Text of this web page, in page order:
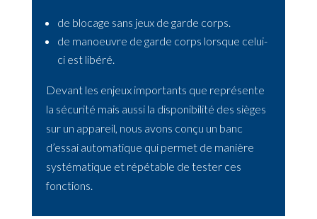
de blocage sans jeux de garde corps.
de manoeuvre de garde corps lorsque celui-
ci est libéré.
Devant les enjeux importants que représente
la sécurité mais aussi la disponibilité des sièges
sur un appareil, nous avons conçu un banc
d’essai automatique qui permet de manière
systématique et répétable de tester ces
fonctions.